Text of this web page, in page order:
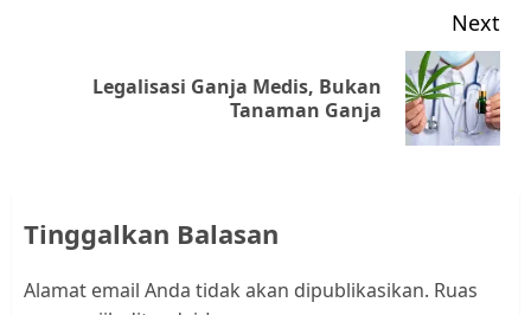
Next
Legalisasi Ganja Medis, Bukan
Tanaman Ganja
Tinggalkan Balasan
Alamat email Anda tidak akan dipublikasikan. Ruas